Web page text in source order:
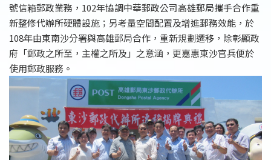
號信箱郵政業務，102年協調中華郵政公司高雄郵局攜手合作重
新整修代辦所硬體設施；另考量空間配置及增進郵務效能，於
108年由東南沙分署與高雄郵局合作，重新規劃遷移，除彰顯政
府「郵政之所至，主權之所及」之意涵，更嘉惠東沙官兵便於
使用郵政服務。